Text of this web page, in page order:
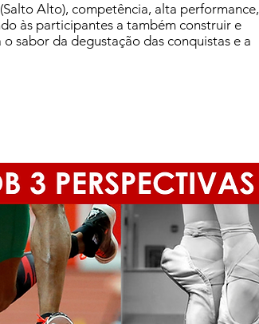
Alto), competência, alta performance,
às participantes a também construir e
sabor da degustação das conquistas e a